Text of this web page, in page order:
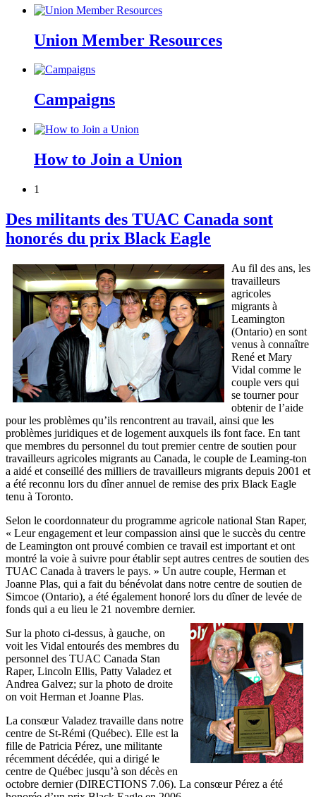
Union Member Resources
Campaigns
How to Join a Union
1
Des militants des TUAC Canada sont
honorés du prix Black Eagle
Au fil des ans, les
travailleurs
agricoles
migrants à
Leamington
(Ontario) en sont
venus à connaître
René et Mary
Vidal comme le
couple vers qui
se tourner pour
obtenir de l’aide
pour les problèmes qu’ils rencontrent au travail, ainsi que les
problèmes juridiques et de logement auxquels ils font face. En tant
que membres du personnel du tout premier centre de soutien pour
travailleurs agricoles migrants au Canada, le couple de Leaming-ton
a aidé et conseillé des milliers de travailleurs migrants depuis 2001 et
a été reconnu lors du dîner annuel de remise des prix Black Eagle
tenu à Toronto.
Selon le coordonnateur du programme agricole national Stan Raper,
« Leur engagement et leur compassion ainsi que le succès du centre
de Leamington ont prouvé combien ce travail est important et ont
montré la voie à suivre pour établir sept autres centres de soutien des
TUAC Canada à travers le pays. » Un autre couple, Herman et
Joanne Plas, qui a fait du bénévolat dans notre centre de soutien de
Simcoe (Ontario), a été également honoré lors du dîner de levée de
fonds qui a eu lieu le 21 novembre dernier.
Sur la photo ci-dessus, à gauche, on
voit les Vidal entourés des membres du
personnel des TUAC Canada Stan
Raper, Lincoln Ellis, Patty Valadez et
Andrea Galvez; sur la photo de droite
on voit Herman et Joanne Plas.
La consœur Valadez travaille dans notre
centre de St-Rémi (Québec). Elle est la
fille de Patricia Pérez, une militante
récemment décédée, qui a dirigé le
centre de Québec jusqu’à son décès en
octobre dernier (DIRECTIONS 7.06). La consœur Pérez a été